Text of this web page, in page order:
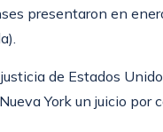
presentaron en
de Estados
York un juicio por